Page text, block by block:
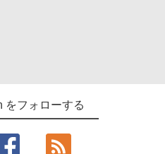
をフォローする